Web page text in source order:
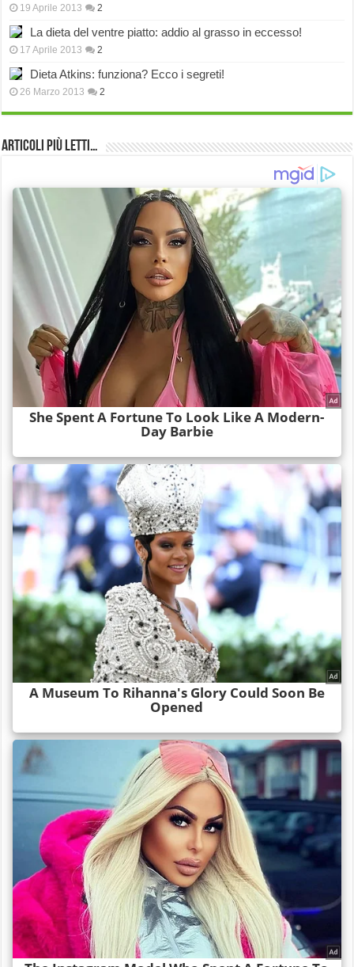
19 Aprile 2013 2
La dieta del ventre piatto: addio al grasso in eccesso!
17 Aprile 2013 2
Dieta Atkins: funziona? Ecco i segreti!
26 Marzo 2013 2
Articoli più Letti…